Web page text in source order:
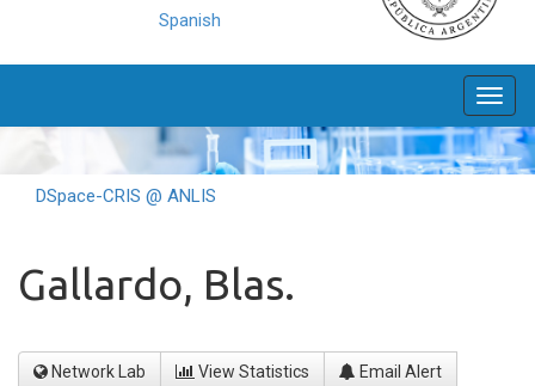
Spanish
DSpace-CRIS @ ANLIS
Gallardo, Blas.
Network Lab View Statistics Email Alert